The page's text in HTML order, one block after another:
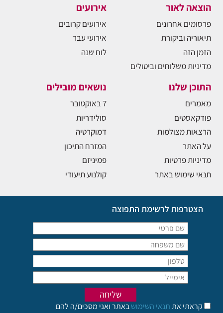
הוצאה לאור
פרסומים אחרונים
תיאוריה וביקורת
הזמן הזה
מדיניות משלוחים וביטולים
אירועים
אירועים קרובים
אירועי עבר
לוח שנה
התוכן שלנו
מאמרים
פודקאסטים
הרצאות מצולמות
על האתר
מדיניות פרטיות
תנאי שימוש באתר
נושאים מובילים
7 באוקטובר
סולידריות
דמוקרטיה
המזרח התיכון
פמיניזם
קולנוע תיעודי
הצטרפות לרשימת התפוצה
קראתי אתתנאי השימושבאתר ואני מסכים/ה להם